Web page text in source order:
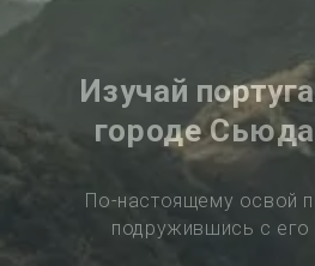
Изучай
городе
По-настоящему освой
подружившись с его